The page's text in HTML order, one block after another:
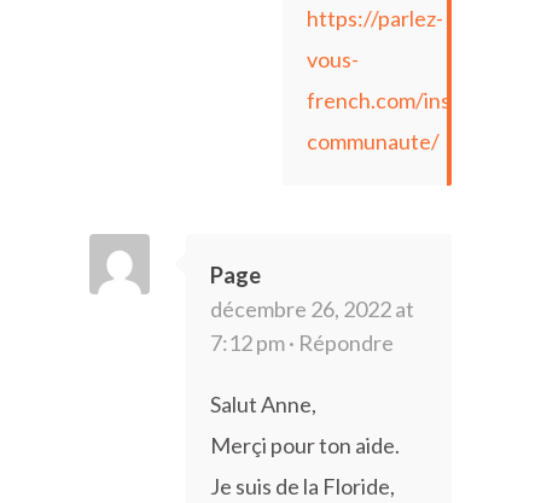
https://parlez-
vous-
french.com/inscription-
communaute/
Page
décembre 26, 2022 at
7:12 pm · Répondre
Salut Anne,
Merçi pour ton aide.
Je suis de la Floride,